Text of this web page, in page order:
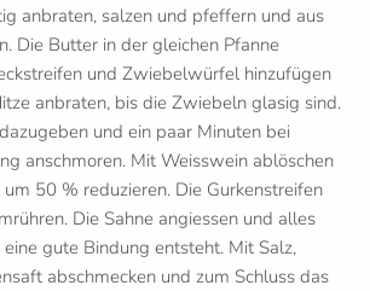
anbraten, salzen und pfeffern und aus
Die Butter in der gleichen Pfanne
und Zwiebelwürfel hinzufügen
anbraten, bis die Zwiebeln glasig sind.
und ein paar Minuten bei
anschmoren. Mit Weisswein ablöschen
50 % reduzieren. Die Gurkenstreifen
Die Sahne angiessen und alles
eine gute Bindung entsteht. Mit Salz,
abschmecken und zum Schluss das